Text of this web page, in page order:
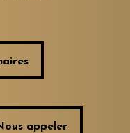
appeler